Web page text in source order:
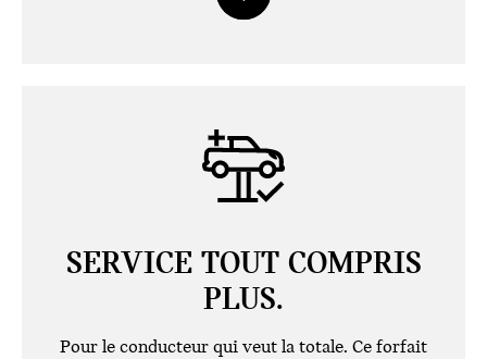
SERVICE TOUT COMPRIS
PLUS.
Pour le conducteur qui veut la totale. Ce forfait